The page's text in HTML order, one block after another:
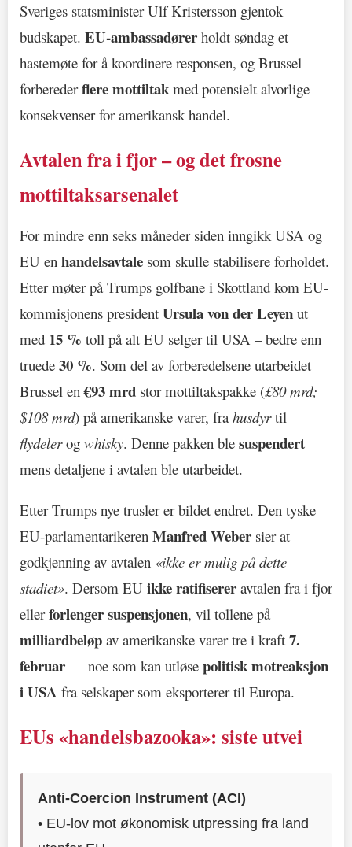
Sveriges statsminister Ulf Kristersson gjentok
budskapet. EU-ambassadører holdt søndag et
hastemøte for å koordinere responsen, og Brussel
forberederflere mottiltakmed potensielt alvorlige
konsekvenser for amerikansk handel.
Avtalen fra i fjor – og det frosne
mottiltaksarsenalet
For mindre enn seks måneder siden inngikk USA og
EU en handelsavtale som skulle stabilisere forholdet.
Etter møter på Trumps golfbane i Skottland kom EU-
kommisjonens president Ursula von der Leyen ut
med 15 % toll på alt EU selger til USA – bedre enn
truede 30 %. Som del av forberedelsene utarbeidet
Brussel en€93 mrd stor mottiltakspakke (£80 mrd;
$108 mrd) på amerikanske varer, frahusdyrtil
flydelerog whisky. Denne pakken ble suspendert
mens detaljene i avtalen ble utarbeidet.
Etter Trumps nye trusler er bildet endret. Den tyske
EU-parlamentarikeren Manfred Weber sier at
godkjenning av avtalen «ikke er mulig på dette
stadiet». Dersom EU ikke ratifiserer avtalen fra i fjor
ellerforlenger suspensjonen, vil tollene på
milliardbeløp av amerikanske varer tre i kraft 7.
februar — noe som kan utløse politisk motreaksjon
i USA fra selskaper som eksporterer til Europa.
EUs «handelsbazooka»: siste utvei
Anti-Coercion Instrument (ACI)
• EU-lov mot økonomisk utpressing fra land